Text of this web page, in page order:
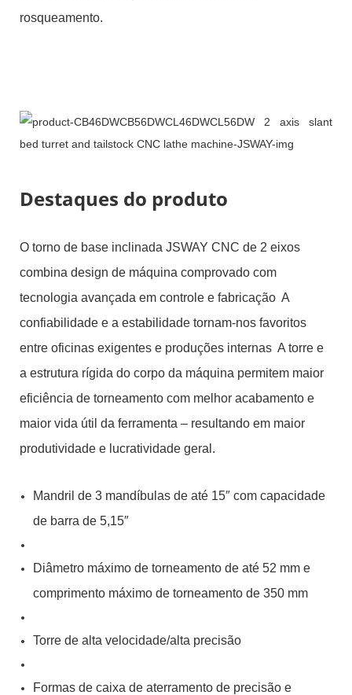
rosqueamento.
Destaques do produto
O torno de base inclinada JSWAY CNC de 2 eixos
combina design de máquina comprovado com
tecnologia avançada em controle e fabricação A
confiabilidade e a estabilidade tornam-nos favoritos
entre oficinas exigentes e produções internas A torre e
a estrutura rígida do corpo da máquina permitem maior
eficiência de torneamento com melhor acabamento e
maior vida útil da ferramenta – resultando em maior
produtividade e lucratividade geral.
Mandril de 3 mandíbulas de até 15″ com capacidade
de barra de 5,15″
Diâmetro máximo de torneamento de até 52 mm e
comprimento máximo de torneamento de 350 mm
Torre de alta velocidade/alta precisão
Formas de caixa de aterramento de precisão e